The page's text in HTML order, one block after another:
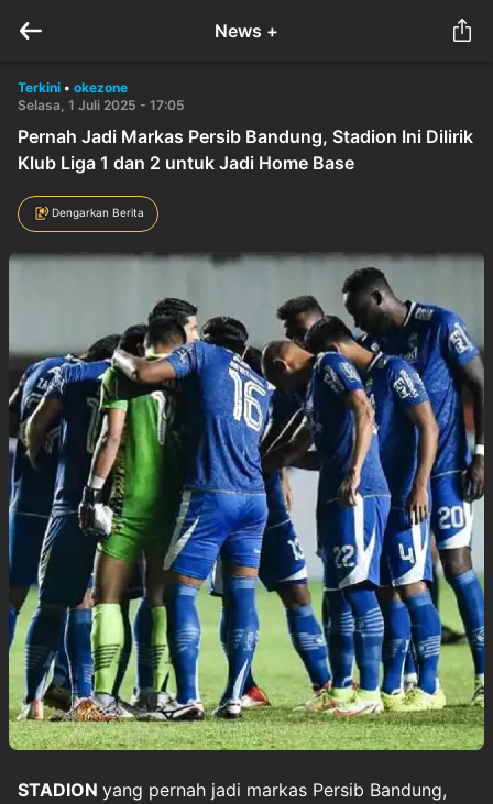
News +
Terkini • okezone
Selasa, 1 Juli 2025 - 17:05
Pernah Jadi Markas Persib Bandung, Stadion Ini Dilirik
Klub Liga 1 dan 2 untuk Jadi Home Base
Dengarkan Berita
STADION yang pernah jadi markas Persib Bandung,